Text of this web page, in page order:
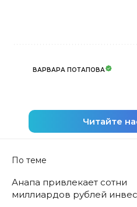
ВАРВАРА ПОТАПОВА
Читайте
По теме
Анапа привлекает сотни
миллиардов рублей